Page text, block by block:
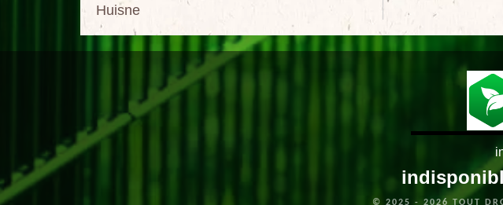
Huisne
© 2025 - 2026 TOUT